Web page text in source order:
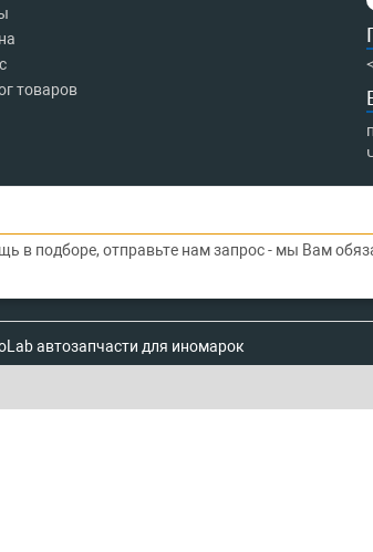
товаров
в подборе, отправьте нам запрос - мы Вам
автозапчасти для иномарок